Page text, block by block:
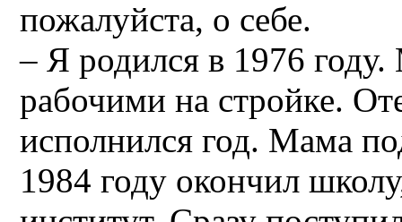
пожалуйста, о себе.
– Я родился в 1976
рабочими на стройке.
исполнился год. Мама
1984 году окончил